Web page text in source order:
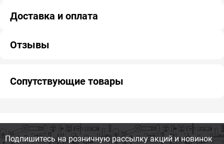
Доставка и оплата
Отзывы
Сопутствующие товары
Подпишитесь на розничную рассылку акций и новинок